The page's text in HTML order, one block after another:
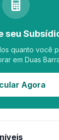
seu
quanto você
em Duas
Agora